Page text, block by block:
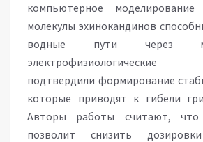
компьютерное
молекулы эхинокандинов
водные пути через
электрофизиологические
подтвердили формирование
которые приводят к гибели
Авторы работы считают,
позволит снизить